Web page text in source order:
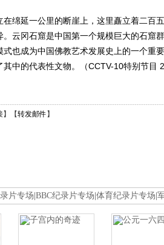
绵延一公里的断崖上，这里矗立着二百
云冈石窟是中国第一个规模巨大的石窟
也成为中国佛教艺术发展史上的一个重要
中的代表性文物。（CCTV-10特别节目
】【转发邮件 】
片专场 BBC纪录片专场 体育纪录片专场